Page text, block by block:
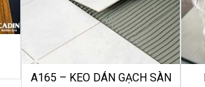
A165 – KEO DÁN GẠCH SÀN